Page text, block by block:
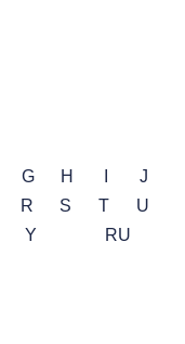
G H
J
R S T
U
Y RU